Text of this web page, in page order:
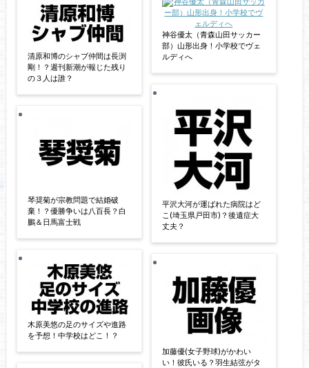
清原和博のシャブ仲間は長渕
剛！？週刊新潮が報じた残り
の３人は誰？
琴奨菊が宗教問題で結婚破
棄！？優勝争いは八百長？白
鵬＆日馬富士戦
木原美悠の足のサイズや進路
を予想！中学校はどこ！？
神谷優太（青森山田サッカー
部）山形出身！小学校でヴェ
ルディへ
平沢大河が運ばれた病院はど
こ(埼玉県戸田市)？後遺症大
丈夫？
加藤優(女子野球)がかわい
い！彼氏いる？羽生結弦がタ